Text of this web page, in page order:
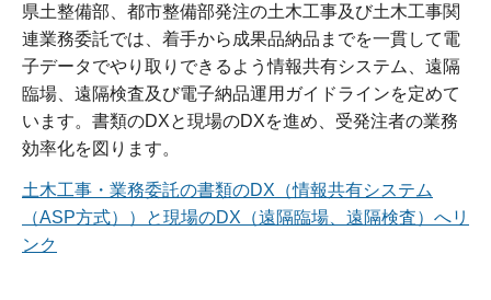
県土整備部、都市整備部発注の土木工事及び土木工事関
連業務委託では、着手から成果品納品までを一貫して電
子データでやり取りできるよう情報共有システム、遠隔
臨場、遠隔検査及び電子納品運用ガイドラインを定めて
います。書類のDXと現場のDXを進め、受発注者の業務
効率化を図ります。
土木工事・業務委託の書類のDX（情報共有システム
（ASP方式））と現場のDX（遠隔臨場、遠隔検査）へリ
ンク